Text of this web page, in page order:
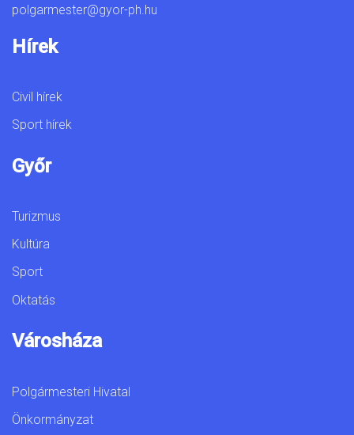
polgarmester@gyor-ph.hu
Hírek
Civil hírek
Sport hírek
Győr
Turizmus
Kultúra
Sport
Oktatás
Városháza
Polgármesteri Hivatal
Önkormányzat